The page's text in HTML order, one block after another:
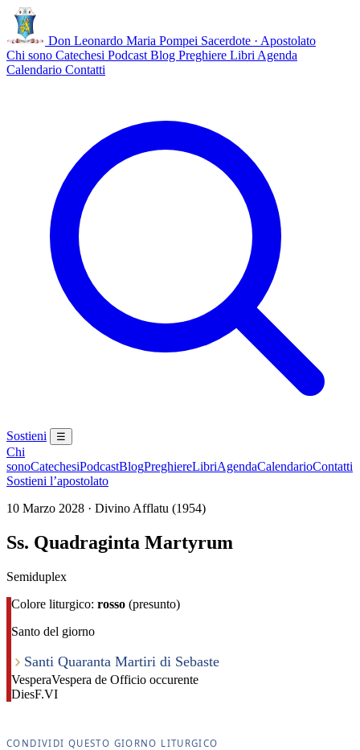
Don Leonardo Maria Pompei Sacerdote · Apostolato
Chi sono Catechesi Podcast Blog Preghiere Libri Agenda
Calendario Contatti
Sostieni ☰
Chi
sonoCatechesiPodcastBlogPreghiereLibriAgendaCalendarioContatti
Sostieni l’apostolato
10 Marzo 2028 · Divino Afflatu (1954)
Ss. Quadraginta Martyrum
Semiduplex
Colore liturgico: rosso (presunto)
Santo del giorno
Santi Quaranta Martiri di Sebaste
VesperaVespera de Officio occurente
DiesF.VI
CONDIVIDI QUESTO GIORNO LITURGICO